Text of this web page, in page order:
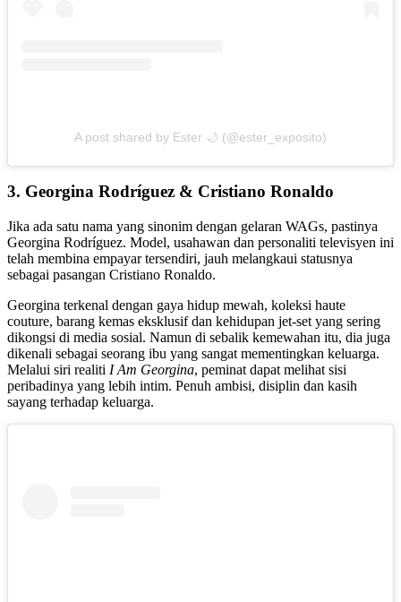
A post shared by Ester 🌙 (@ester_exposito)
3. Georgina Rodríguez & Cristiano Ronaldo
Jika ada satu nama yang sinonim dengan gelaran WAGs, pastinya
Georgina Rodríguez. Model, usahawan dan personaliti televisyen ini
telah membina empayar tersendiri, jauh melangkaui statusnya
sebagai pasangan Cristiano Ronaldo.
Georgina terkenal dengan gaya hidup mewah, koleksi haute
couture, barang kemas eksklusif dan kehidupan jet-set yang sering
dikongsi di media sosial. Namun di sebalik kemewahan itu, dia juga
dikenali sebagai seorang ibu yang sangat mementingkan keluarga.
Melalui siri realiti I Am Georgina, peminat dapat melihat sisi
peribadinya yang lebih intim. Penuh ambisi, disiplin dan kasih
sayang terhadap keluarga.